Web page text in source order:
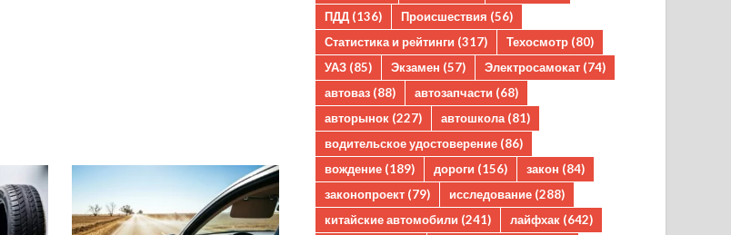
ПДД (136) Происшествия (56)
Статистика и рейтинги (317) Техосмотр (80)
УАЗ (85) Экзамен (57) Электросамокат (74)
автоваз (88) автозапчасти (68)
авторынок (227) автошкола (81)
водительское удостоверение (86)
вождение (189) дороги (156) закон (84)
законопроект (79) исследование (288)
китайские автомобили (241) лайфхак (642)